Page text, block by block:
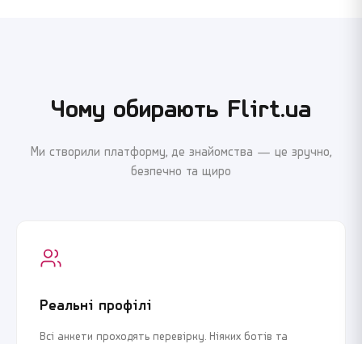
Продовжити реєстрацію
Увійти через Google
Чому обирають Flirt.ua
Ми створили платформу, де знайомства — це зручно,
безпечно та щиро
Реальні профілі
Всі анкети проходять перевірку. Ніяких ботів та
Продовжити реєстрацію
Увійти через Google